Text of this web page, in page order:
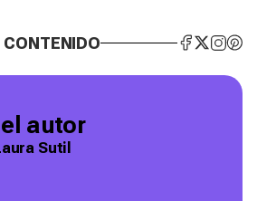
CONTENIDO
autor
Sutil